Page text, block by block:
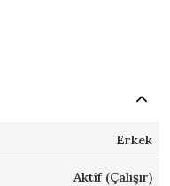
Erkek
Aktif (Çalışır)